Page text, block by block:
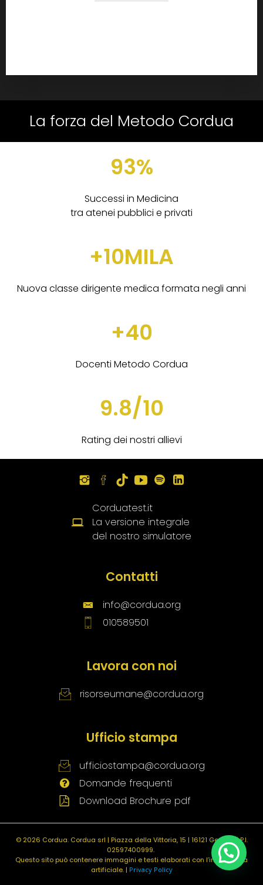
La forza del Metodo Cordua
93%
Successi in Medicina
tra atenei pubblici e privati
+10MILA
Nuova classe dirigente medica formata negli anni
+40
Docenti Metodo Cordua
9.8/10
Rating dei nostri allievi
Corduatest.it
La versione integrale
del nostro simulatore
Contatti
info@cordua.org
010589501
Lavora con noi
risorseumane@cordua.org
Ufficio stampa
ufficiostampa@cordua.org
Domande frequenti
Download Brochure pdf
© 2026 Cordua. Cordua srl | Piazza della Vittoria, 15 | 16121 Genova | P.I.
02597400999.
Questo sito può contenere immagini e testi elaborati con l’intelligenza
artificiale. | Privacy Policy